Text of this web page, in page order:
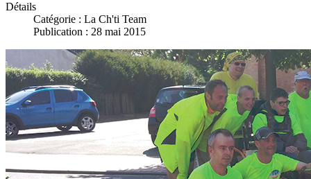
Détails
Catégorie : La Ch'ti Team
Publication : 28 mai 2015